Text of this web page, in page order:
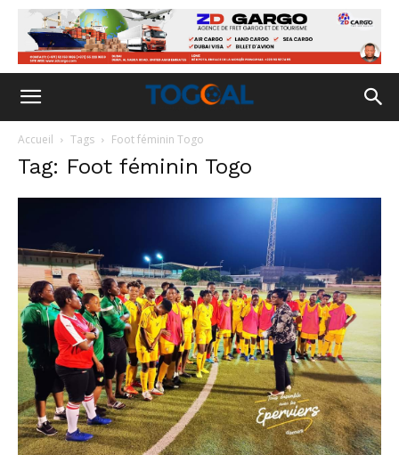
Accueil Tags Foot féminin Togo
Tag: Foot féminin Togo